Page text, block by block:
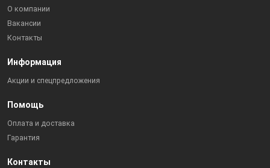
О компании
Вакансии
Контакты
Информация
Акции и спецпредложения
Помощь
Оплата и доставка
Гарантия
Контакты